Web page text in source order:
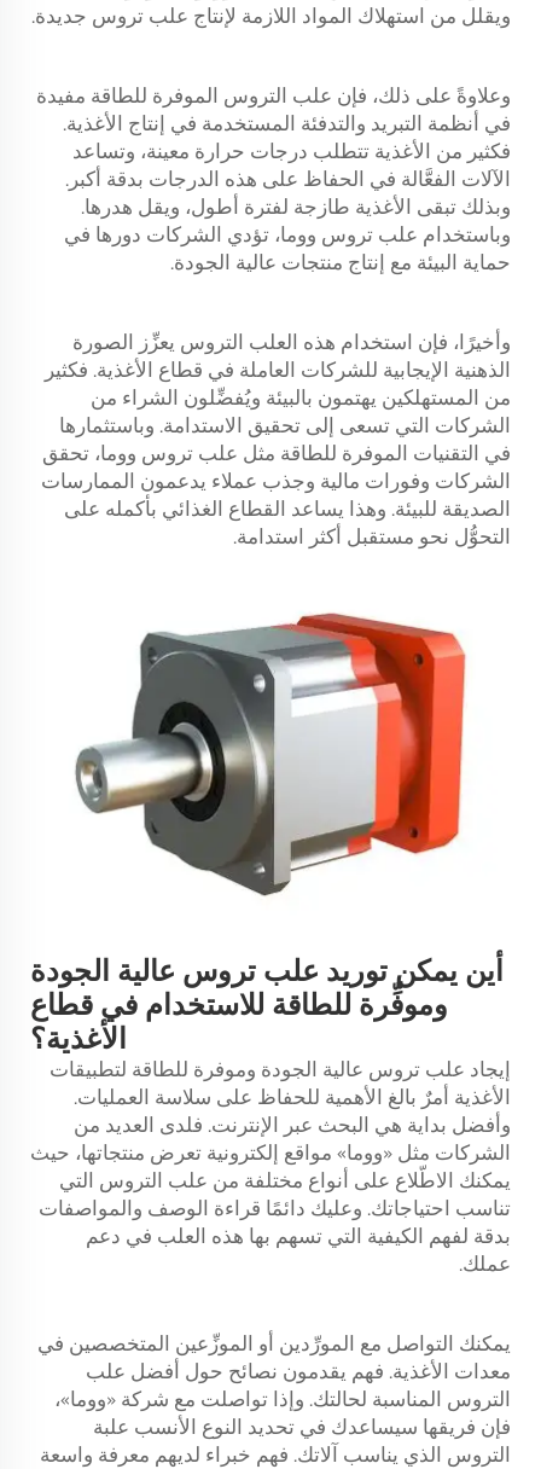
ويقلل من استهلاك المواد اللازمة لإنتاج علب تروس جديدة.
وعلاوةً على ذلك، فإن علب التروس الموفرة للطاقة مفيدة
في أنظمة التبريد والتدفئة المستخدمة في إنتاج الأغذية.
فكثير من الأغذية تتطلب درجات حرارة معينة، وتساعد
الآلات الفعَّالة في الحفاظ على هذه الدرجات بدقة أكبر.
وبذلك تبقى الأغذية طازجة لفترة أطول، ويقل هدرها.
وباستخدام علب تروس ووما، تؤدي الشركات دورها في
حماية البيئة مع إنتاج منتجات عالية الجودة.
وأخيرًا، فإن استخدام هذه العلب التروس يعزِّز الصورة
الذهنية الإيجابية للشركات العاملة في قطاع الأغذية. فكثير
من المستهلكين يهتمون بالبيئة ويُفضِّلون الشراء من
الشركات التي تسعى إلى تحقيق الاستدامة. وباستثمارها
في التقنيات الموفرة للطاقة مثل علب تروس ووما، تحقق
الشركات وفورات مالية وجذب عملاء يدعمون الممارسات
الصديقة للبيئة. وهذا يساعد القطاع الغذائي بأكمله على
التحوُّل نحو مستقبل أكثر استدامة.
أين يمكن توريد علب تروس عالية الجودة
وموفِّرة للطاقة للاستخدام في قطاع
الأغذية؟
إيجاد علب تروس عالية الجودة وموفرة للطاقة لتطبيقات
الأغذية أمرٌ بالغ الأهمية للحفاظ على سلاسة العمليات.
وأفضل بداية هي البحث عبر الإنترنت. فلدى العديد من
الشركات مثل «ووما» مواقع إلكترونية تعرض منتجاتها، حيث
يمكنك الاطّلاع على أنواع مختلفة من علب التروس التي
تناسب احتياجاتك. وعليك دائمًا قراءة الوصف والمواصفات
بدقة لفهم الكيفية التي تسهم بها هذه العلب في دعم
عملك.
يمكنك التواصل مع المورِّدين أو الموزِّعين المتخصصين في
معدات الأغذية. فهم يقدمون نصائح حول أفضل علب
التروس المناسبة لحالتك. وإذا تواصلت مع شركة «ووما»،
فإن فريقها سيساعدك في تحديد النوع الأنسب علبة
التروس
الذي يناسب آلاتك. فهم خبراء لديهم معرفة واسعة